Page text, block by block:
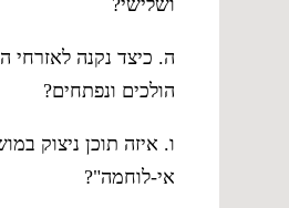
ושלישי?
ה. כיצד נקנה לאזרחי
הולכים ונפתחים?
ו. איזה תוכן ניצוק
אי-לוחמה"?